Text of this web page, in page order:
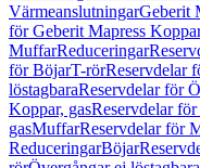
VärmeanslutningarGeberit
för Geberit Mapress
MuffarReduceringar
för BöjarT-rörReservdelar
löstagbaraReservdelar för
Koppar, gasReservdelar
gasMuffarReservdelar för
ReduceringarBöjar